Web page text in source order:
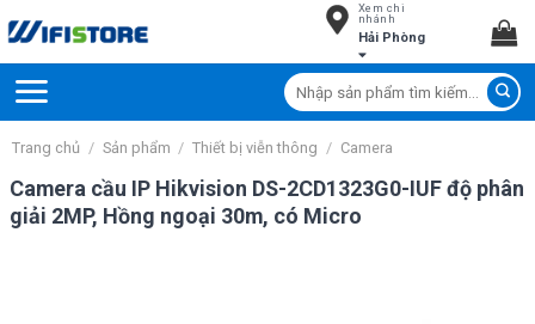
to
Xem chi
nhánh
Hải Phòng
Tìm
kiếm:
Trang chủ / Sản phẩm / Thiết bị viễn thông / Camera
Camera cầu IP Hikvision DS-2CD1323G0-IUF độ phân
giải 2MP, Hồng ngoại 30m, có Micro